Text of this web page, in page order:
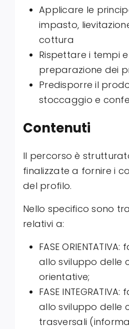
Applicare le
impasto,
cottura
Rispettare i tempi
preparazione dei
Predisporre il
stoccaggio e
Contenuti
Il percorso è
finalizzate a fornire i
del profilo.
Nello specifico sono
relativi a:
FASE
allo sviluppo delle
orientative;
FASE
allo sviluppo delle
trasversali